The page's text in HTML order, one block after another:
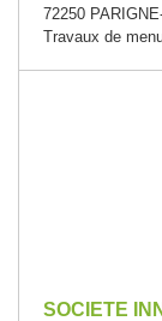
72250
Travaux de
SOCIETE